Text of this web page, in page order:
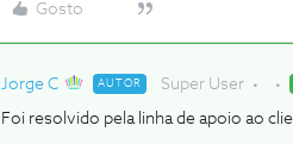
Gosto
Jorge C AUTOR Super User
Foi resolvido pela linha de apoio ao